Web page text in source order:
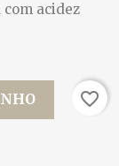
acidez
favorite_border